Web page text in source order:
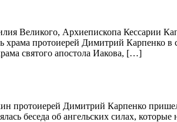
Великого, Архиепископа Кессарии
храма протоиерей Димитрий
святого апостола Иакова, […]
протоиерей Димитрий Карпенко
беседа об ангельских силах,